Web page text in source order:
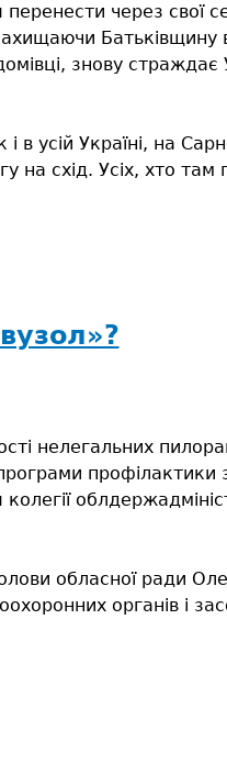
через свої
Батьківщину
знову страждає
усій Україні, на
на схід. Усіх, хто там
нелегальних
профілактики
обласної ради
органів і